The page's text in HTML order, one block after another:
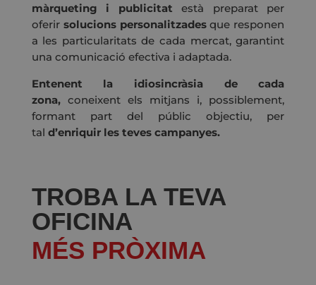
màrqueting i publicitat està preparat per
oferir solucions personalitzadesque responen
a les particularitats de cada mercat, garantint
una comunicació efectiva i adaptada.
Entenent la idiosincràsia
de cada
zona,coneixent els mitjans i, possiblement,
formant part del públic objectiu, per
tal d’enriquir les teves campanyes.
TROBA LA TEVA
OFICINA
MÉS PRÒXIMA